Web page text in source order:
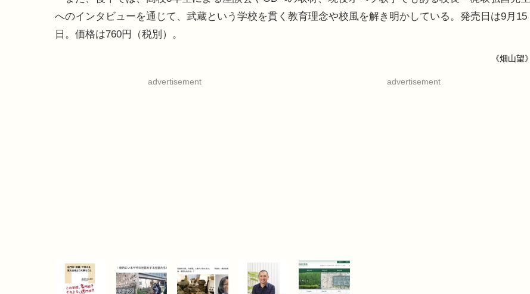
へのインタビューを通じて、武蔵という学校を貫く教育理念や校風を解き明かしている。発売日は9月15
日。価格は760円（税別）。
《畑山望》
advertisement advertisement